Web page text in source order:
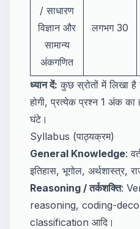
/ साधारण
विज्ञान और
सामान्य
अंकगणित
लगभग 30
ध्यान दें: कुछ स्रोतों में लिखा
होगी, प्रत्येक प्रश्न 1 अंक
घंटे।
Syllabus (पाठ्यक्रम)
General Knowledge:
इतिहास, भूगोल, अर्थशास्त्र,
Reasoning / तर्कशक्ति:
reasoning, coding-
classification आदि।